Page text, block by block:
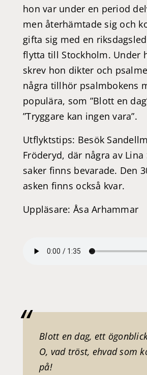
hon var under en period
men återhämtade sig och
gifta sig med en
flytta till Stockholm. Under
skrev hon dikter och
några tillhör psalmbokens
populära, som ”Blott en
”Tryggare kan ingen vara”.
Utflyktstips: Besök
Fröderyd, där några av Lina
saker finns bevarade. Den
asken finns också kvar.
Uppläsare: Åsa Arhammar
Blott en dag, ett
O, vad tröst, ehvad som
på!